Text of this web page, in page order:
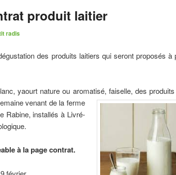
produit laitier
radis
des produits laitiers qui seront proposés à
yaourt nature ou aromatisé, faiselle, des
venant de la ferme
Rabine, installés à Livré-
à la page contrat.